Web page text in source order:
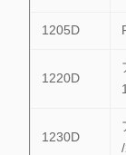
1205D
1220D
1230D